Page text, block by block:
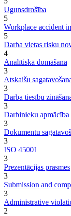
Ugunsdrošība
5
Workplace accident
5
Darba vietas risku
4
Analītiskā domāšana
3
Atskaišu
3
Darba tiesību
3
Darbinieku apmācība
3
Dokumentu
3
ISO 45001
3
Prezentācijas prasmes
3
Submission and
3
Administrative
2